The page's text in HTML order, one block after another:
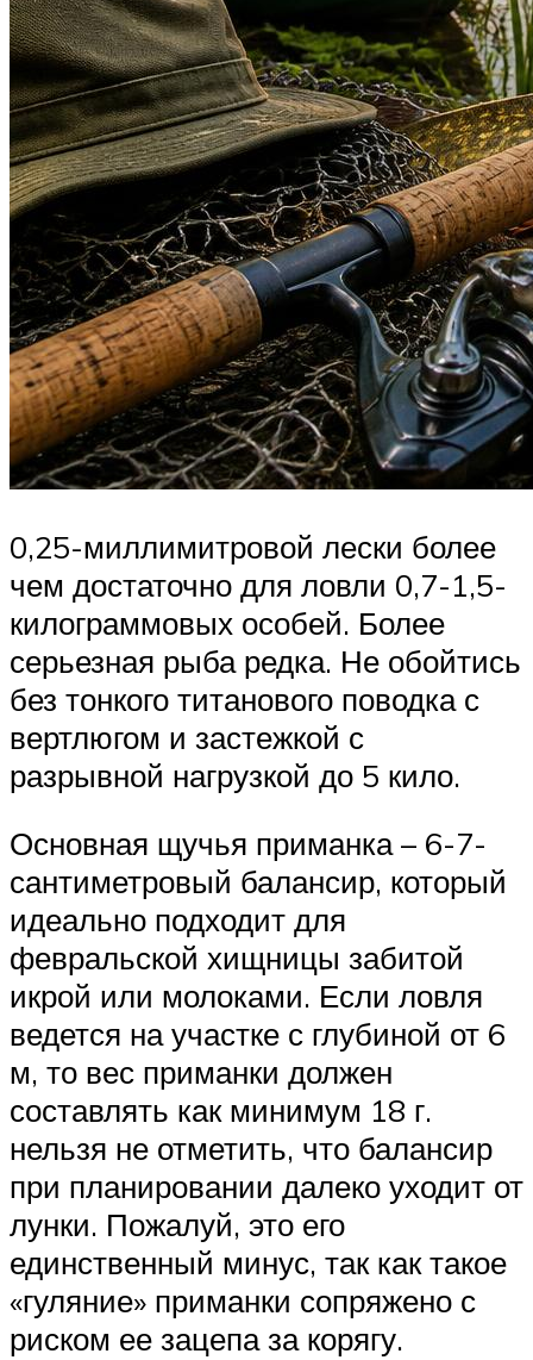
0,25-миллимитровой лески более
чем достаточно для ловли 0,7-1,5-
килограммовых особей. Более
серьезная рыба редка. Не обойтись
без тонкого титанового поводка с
вертлюгом и застежкой с
разрывной нагрузкой до 5 кило.
Основная щучья приманка – 6-7-
сантиметровый балансир, который
идеально подходит для
февральской хищницы забитой
икрой или молоками. Если ловля
ведется на участке с глубиной от 6
м, то вес приманки должен
составлять как минимум 18 г.
нельзя не отметить, что балансир
при планировании далеко уходит от
лунки. Пожалуй, это его
единственный минус, так как такое
«гуляние» приманки сопряжено с
риском ее зацепа за корягу.